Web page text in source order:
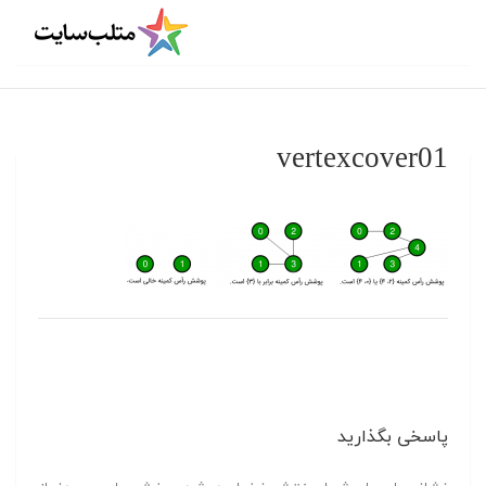
vertexcover01
پاسخی بگذارید